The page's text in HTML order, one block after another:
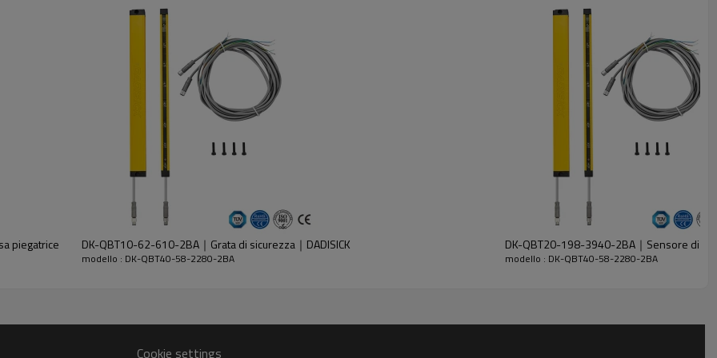
dell'emettitore e del ricevitore.
piegatrice
DK-QBT10-62-610-2BA｜Grata di sicurezza｜DADISICK
modello : DK-QBT40-58-2280-2BA
DK-QBT20-198-3940-2BA｜Sensore di
modello : DK-QBT40-58-2280-2BA
Cookie settings